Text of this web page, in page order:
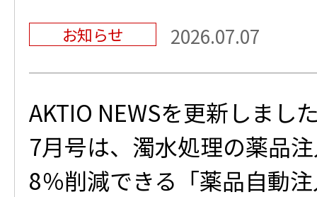
お知らせ 2026.07.07
AKTIO NEWSを更新しまし
7月号は、濁水処理の薬品
8％削減できる「薬品自動